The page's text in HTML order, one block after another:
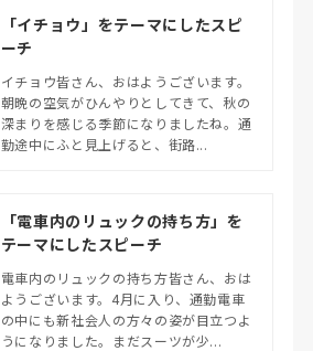
「イチョウ」をテーマにしたスピ
ーチ
イチョウ皆さん、おはようございます。
朝晩の空気がひんやりとしてきて、秋の
深まりを感じる季節になりましたね。通
勤途中にふと見上げると、街路...
「電車内のリュックの持ち方」を
テーマにしたスピーチ
電車内のリュックの持ち方皆さん、おは
ようございます。4月に入り、通勤電車
の中にも新社会人の方々の姿が目立つよ
うになりました。まだスーツが少...